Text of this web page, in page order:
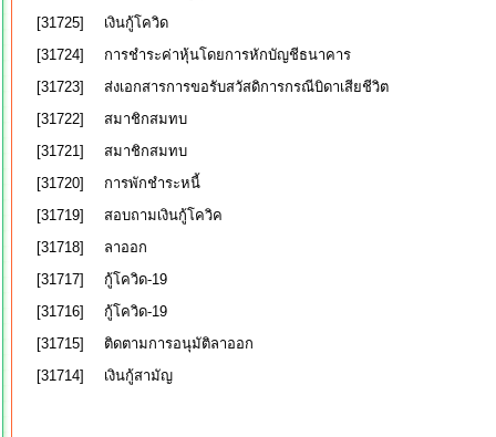
[31725]
เงินกู้โควิด
[31724]
การชำระค่าหุ้นโดยการหักบัญชีธนาคาร
[31723]
ส่งเอกสารการขอรับสวัสดิการกรณีบิดาเสียชีวิต
[31722]
สมาชิกสมทบ
[31721]
สมาชิกสมทบ
[31720]
การพักชำระหนี้
[31719]
สอบถามเงินกู้โควิค
[31718]
ลาออก
[31717]
กู้โควิด-19
[31716]
กู้โควิด-19
[31715]
ติดตามการอนุมัติลาออก
[31714]
เงินกู้สามัญ